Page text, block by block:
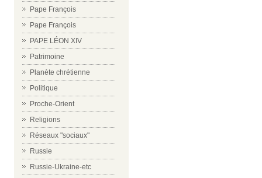
Pape François
Pape François
PAPE LÉON XIV
Patrimoine
Planète chrétienne
Politique
Proche-Orient
Religions
Réseaux "sociaux"
Russie
Russie-Ukraine-etc